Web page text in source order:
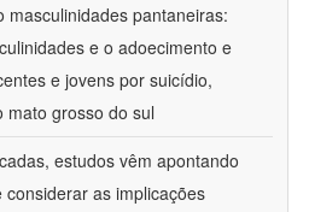
masculinidades pantaneiras:
e o adoecimento e
e jovens por suicídio,
mato grosso do sul
estudos vêm apontando
as implicações